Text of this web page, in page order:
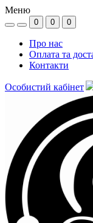
Меню
0 0 0
Про нас
Оплата та
Контакти
Особистий кабінет